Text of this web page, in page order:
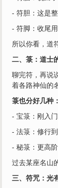
- 符胆：这是整
- 符脚：收尾
所以你看，道
二、箓：道士
聊完符，再说
着各路神仙的
箓也分好几种：
- 宝箓：刚入
- 法箓：修行
- 秘箓：更高
过去某座名山
三、符咒：光